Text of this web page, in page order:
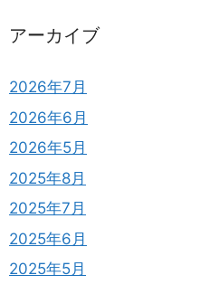
アーカイブ
2026年7月
2026年6月
2026年5月
2025年8月
2025年7月
2025年6月
2025年5月